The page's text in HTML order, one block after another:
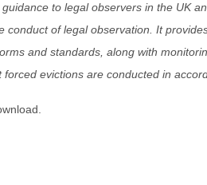
to legal observers in the UK
conduct of legal observation. It
and standards, along with
forced evictions are conducted in